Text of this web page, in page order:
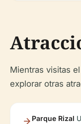
Mientras visitas
explorar otras
Parque Rizal